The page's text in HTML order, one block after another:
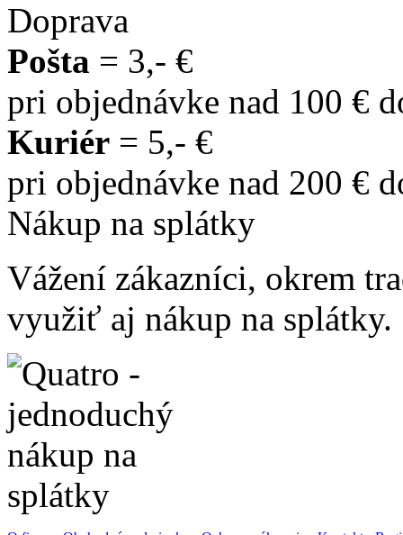
Doprava
Pošta = 3,- €
pri objednávke nad 100 €
Kuriér = 5,- €
pri objednávke nad 200 €
Nákup na splátky
Vážení zákazníci, okrem
využiť aj nákup na splátky.